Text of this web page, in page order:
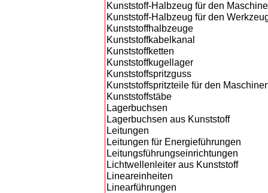
Kunststoff-Halbzeug für den
Kunststoff-Halbzeug für den
Kunststoffhalbzeuge
Kunststoffkabelkanal
Kunststoffketten
Kunststoffkugellager
Kunststoffspritzguss
Kunststoffspritzteile für den
Kunststoffstäbe
Lagerbuchsen
Lagerbuchsen aus Kunststoff
Leitungen
Leitungen für Energieführungen
Leitungsführungseinrichtungen
Lichtwellenleiter aus Kunststoff
Lineareinheiten
Linearführungen